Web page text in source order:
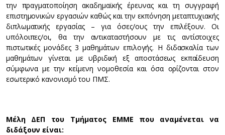
την πραγματοποίηση ακαδημαϊκής έρευνας και τη συγγραφή
επιστημονικών εργασιών καθώς και την εκπόνηση μεταπτυχιακής
διπλωματικής εργασίας – για όσες/ους την επιλέξουν. Οι
υπόλοιπες/οι, θα την αντικαταστήσουν με τις αντίστοιχες
πιστωτικές μονάδες 3 μαθημάτων επιλογής. Η διδασκαλία των
μαθημάτων γίνεται με υβριδική εξ αποστάσεως εκπαίδευση
σύμφωνα με την κείμενη νομοθεσία και όσα ορίζονται στον
εσωτερικό κανονισμό του ΠΜΣ.
Μέλη ΔΕΠ του Τμήματος ΕΜΜΕ που αναμένεται να
διδάξουν είναι: